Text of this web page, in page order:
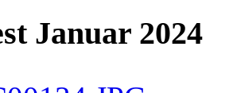
Januar 2024